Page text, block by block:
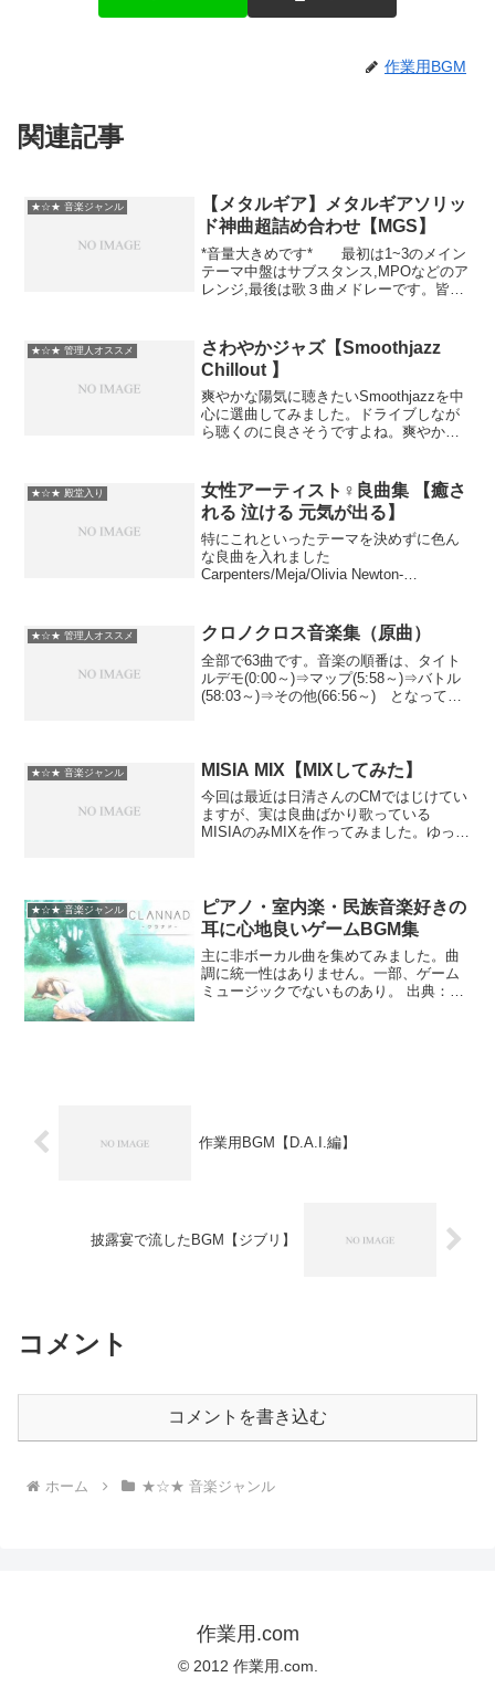
作業用BGM
関連記事
★☆★ 音楽ジャンル
【メタルギア】メタルギアソリッ
ド神曲超詰め合わせ【MGS】
*音量大きめです* 最初は1~3のメイン
テーマ中盤はサブスタンス,MPOなどのア
レンジ,最後は歌３曲メドレーです。皆さ
タルギア】メタルギアソリッド神曲超詰
め合わせ...
★☆★ 管理人オススメ
さわやかジャズ【Smoothjazz
Chillout 】
爽やかな陽気に聴きたいSmoothjazzを中
心に選曲してみました。ドライブしなが
ら聴くのに良さそうですよね。爽やか～
りメロウな雰囲気かもしれませんね♪セト
リです♪01...
★☆★ 殿堂入り
女性アーティスト♀良曲集 【癒さ
れる 泣ける 元気が出る】
特にこれといったテーマを決めずに色ん
な良曲を入れました
Carpenters/Meja/Olivia Newton-
★☆★ 管理人オススメ クロノクロス音楽集（原曲）
全部で63曲です。音楽の順番は、タイト
ルデモ(0:00～)⇒マップ(5:58～)⇒バトル
(58:03～)⇒その他(66:56～) となってい
★☆★ 音楽ジャンル MISIA MIX【MIXしてみた】
今回は最近は日清さんのCMではじけてい
ますが、実は良曲ばかり歌っている
MISIAのみMIXを作ってみました。ゆった
★☆★ 音楽ジャンル
ピアノ・室内楽・民族音楽好きの
耳に心地良いゲームBGM集
主に非ボーカル曲を集めてみました。曲
調に統一性はありません。一部、ゲーム
ミュージックでないものあり。 出典：こ
作業用BGM【D.A.I.編】
披露宴で流したBGM【ジブリ】
コメント
コメントを書き込む
ホーム ★☆★ 音楽ジャンル
作業用.com
© 2012 作業用.com.